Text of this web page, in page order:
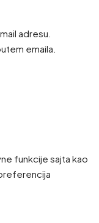
adresu.
emaila.
funkcije sajta kao